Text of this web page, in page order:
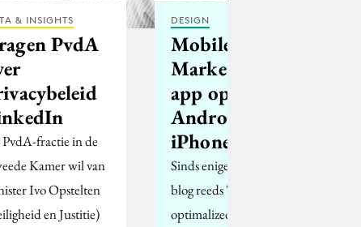
& INSIGHTS
PvdA
fractie in de
Kamer wil van
Ivo Opstelten
en Justitie)
DESIGN
Mobile
Marketing
app op
Android en
iPhone
Sinds enige tijd is de
blog reeds 'mobile
optimalized', is er een